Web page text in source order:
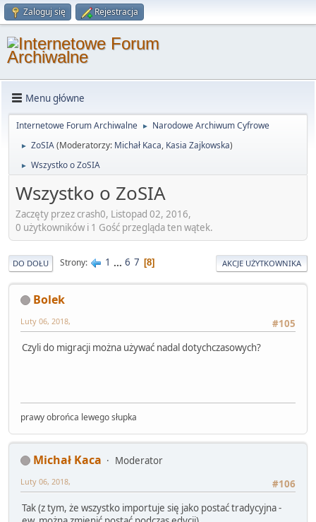
Zaloguj się Rejestracja
Menu główne
Internetowe Forum Archiwalne ► Narodowe Archiwum Cyfrowe
► ZoSIA(Moderatorzy: Michał Kaca, Kasia Zajkowska)
► Wszystko o ZoSIA
Wszystko o ZoSIA
Zaczęty przez crash0, Listopad 02, 2016,
0 użytkowników i 1 Gość przegląda ten wątek.
DO DOŁU Strony 1 ... 6 7 8 AKCJE UŻYTKOWNIKA
Bolek
#105
Luty 06, 2018,
Czyli do migracji można używać nadal dotychczasowych?
prawy obrońca lewego słupka
Michał Kaca
Moderator
#106
Luty 06, 2018,
Tak (z tym, że wszystko importuje się jako postać tradycyjna -